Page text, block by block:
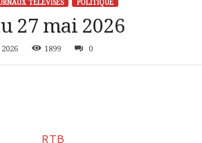
TÉLÉVISÉS POLITIQUE
27 mai 2026
1899 0